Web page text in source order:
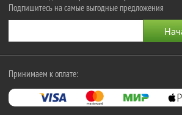
Подпишитесь на самые выгодные предложения
Принимаем к оплате: